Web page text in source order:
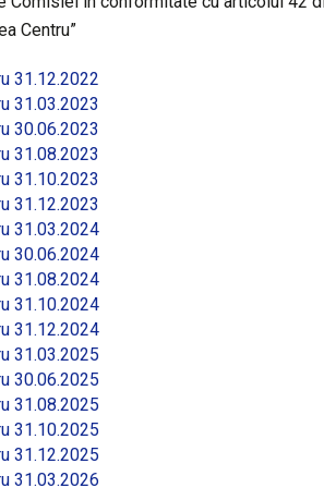
Centru”
31.12.2022
31.03.2023
30.06.2023
31.08.2023
31.10.2023
31.12.2023
31.03.2024
30.06.2024
31.08.2024
31.10.2024
31.12.2024
31.03.2025
30.06.2025
31.08.2025
31.10.2025
31.12.2025
31.03.2026